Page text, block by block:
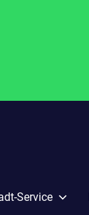
Service